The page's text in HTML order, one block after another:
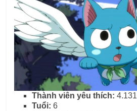
Thành viên yêu thích:4.131
Tuổi:6